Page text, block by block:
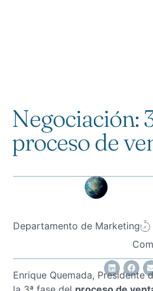
Negociación:
proceso de
Departamento de Marketing
Enrique Quemada, Presidente